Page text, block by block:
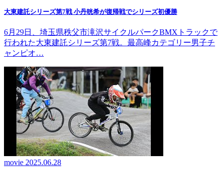
大東建託シリーズ第7戦 ⼩丹晄希が復帰戦でシリーズ初優勝
6月29日、埼玉県秩父市滝沢サイクルパークBMXトラックで
行われた大東建託シリーズ第7戦。最高峰カテゴリー男子チ
ャンピオ…
movie 2025.06.28